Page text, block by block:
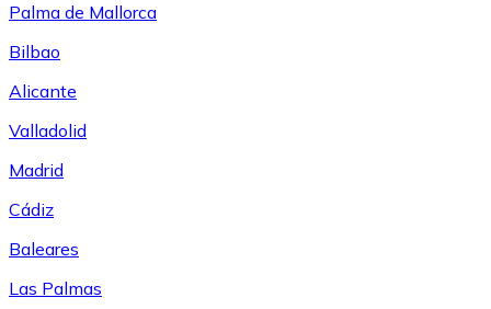
Palma de Mallorca
Bilbao
Alicante
Valladolid
Madrid
Cádiz
Baleares
Las Palmas